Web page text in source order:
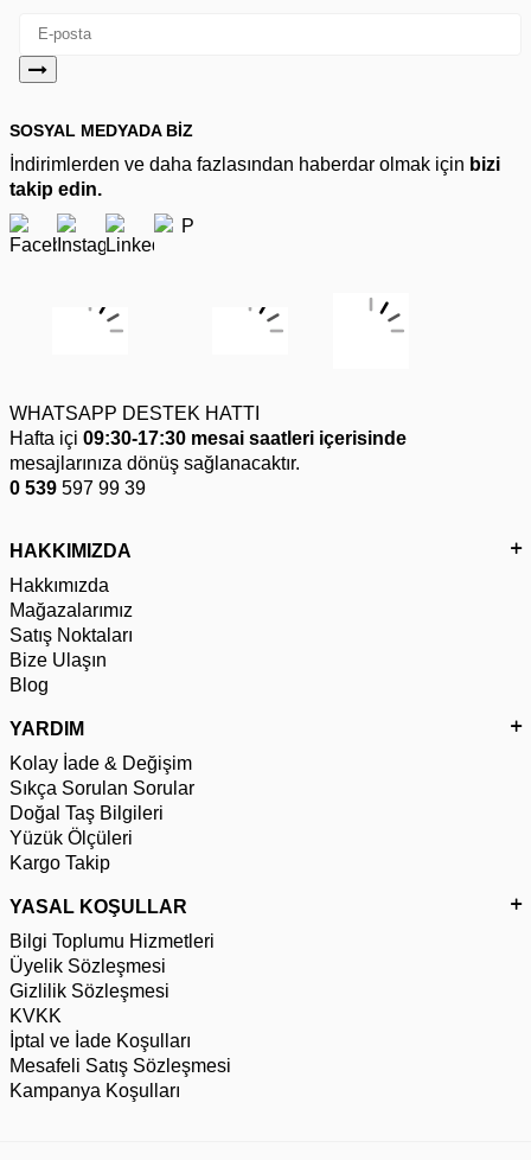
SOSYAL MEDYADA BİZ
İndirimlerden ve daha fazlasından haberdar olmak için bizi
takip edin.
WHATSAPP DESTEK HATTI
Hafta içi 09:30-17:30 mesai saatleri içerisinde
mesajlarınıza dönüş sağlanacaktır.
0 539 597 99 39
HAKKIMIZDA
Hakkımızda
Mağazalarımız
Satış Noktaları
Bize Ulaşın
Blog
YARDIM
Kolay İade & Değişim
Sıkça Sorulan Sorular
Doğal Taş Bilgileri
Yüzük Ölçüleri
Kargo Takip
YASAL KOŞULLAR
Bilgi Toplumu Hizmetleri
Üyelik Sözleşmesi
Gizlilik Sözleşmesi
KVKK
İptal ve İade Koşulları
Mesafeli Satış Sözleşmesi
Kampanya Koşulları